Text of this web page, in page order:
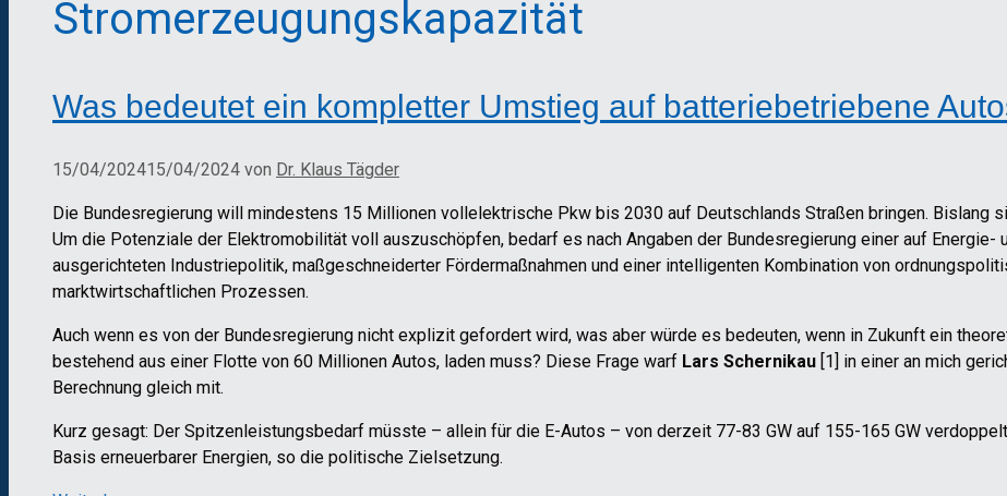
Stromerzeugungskapazität
Was bedeutet ein kompletter Umstieg auf batteriebetriebene
15/04/202415/04/2024 von Dr. Klaus Tägder
Die Bundesregierung will mindestens 15 Millionen vollelektrische Pkw bis 2030 auf Deutschlands Straßen bringen. Bislang
Um die Potenziale der Elektromobilität voll auszuschöpfen, bedarf es nach Angaben der Bundesregierung einer auf Energie-
ausgerichteten Industriepolitik, maßgeschneiderter Fördermaßnahmen und einer intelligenten Kombination von
marktwirtschaftlichen Prozessen.
Auch wenn es von der Bundesregierung nicht explizit gefordert wird, was aber würde es bedeuten, wenn in Zukunft ein
bestehend aus einer Flotte von 60 Millionen Autos, laden muss? Diese Frage warf Lars Schernikau [1] in einer an mich
Berechnung gleich mit.
Kurz gesagt: Der Spitzenleistungsbedarf müsste – allein für die E-Autos – von derzeit 77-83 GW auf 155-165 GW
Basis erneuerbarer Energien, so die politische Zielsetzung.